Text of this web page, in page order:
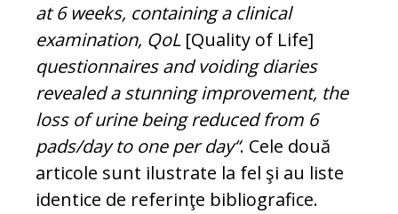
at 6 weeks, containing a clinical
examination, QoL[Quality of Life]
questionnaires and voi­ding diaries
revealed a stunning im­pro­vement, the
loss of urine being reduced from 6
pads/day to one per day“. Cele două
articole sunt ilustrate la fel şi au liste
identice de referinţe bibliografice.